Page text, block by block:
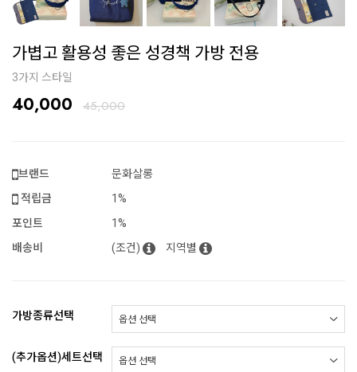
가볍고 활용성 좋은 성경책 가방 전용
3가지 스타일
40,000 45,000
브랜드
문화살롱
적립금
1%
포인트
1%
배송비
(조건) 지역별
가방종류선택
(추가옵션)세트선택